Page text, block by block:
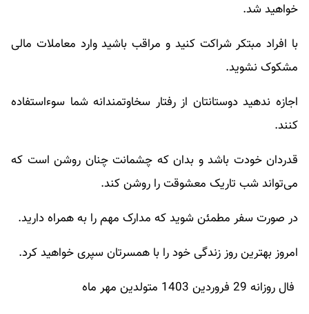
خواهید شد.
با افراد مبتکر شراکت کنید و مراقب باشید وارد معاملات مالی
مشکوک نشوید.
اجازه ندهید دوستانتان از رفتار سخاوتمندانه شما سوءاستفاده
کنند.
قدردان خودت باشد و بدان که چشمانت چنان روشن است که
می‌تواند شب تاریک معشوقت را روشن کند.
در صورت سفر مطمئن شوید که مدارک مهم را به همراه دارید.
امروز بهترین روز زندگی خود را با همسرتان سپری خواهید کرد.
فال روزانه 29 فروردین 1403 متولدین مهر ماه